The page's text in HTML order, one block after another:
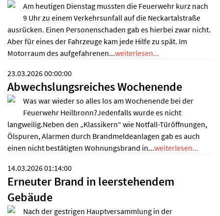
Am heutigen Dienstag mussten die Feuerwehr kurz nach
9 Uhr zu einem Verkehrsunfall auf die Neckartalstraße
ausrücken. Einen Personenschaden gab es hierbei zwar nicht.
Aber für eines der Fahrzeuge kam jede Hilfe zu spät. Im
Motorraum des aufgefahrenen...weiterlesen...
23.03.2026 00:00:00
Abwechslungsreiches Wochenende
Was war wieder so alles los am Wochenende bei der
Feuerwehr Heilbronn?Jedenfalls wurde es nicht
langweilig.Neben den „Klassikern“ wie Notfall-Türöffnungen,
Ölspuren, Alarmen durch Brandmeldeanlagen gab es auch
einen nicht bestätigten Wohnungsbrand in...weiterlesen...
14.03.2026 01:14:00
Erneuter Brand in leerstehendem
Gebäude
Nach der gestrigen Hauptversammlung in der